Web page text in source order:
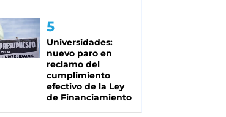
Universidades:
nuevo paro en
reclamo del
cumplimiento
efectivo de la Ley
de Financiamiento